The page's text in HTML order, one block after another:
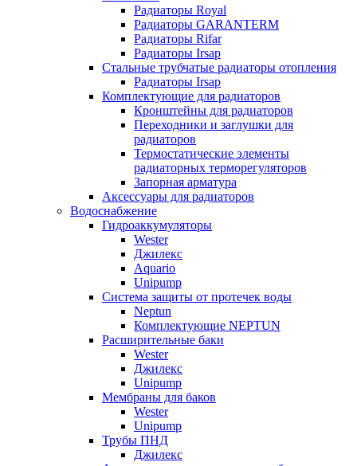
Радиаторы Royal
Радиаторы GARANTERM
Радиаторы Rifar
Радиаторы Irsap
Стальные трубчатые радиаторы отопления
Радиаторы Irsap
Комплектующие для радиаторов
Кронштейны для радиаторов
Переходники и заглушки для
радиаторов
Термостатические элементы
радиаторных терморегуляторов
Запорная арматура
Аксессуары для радиаторов
Водоснабжение
Гидроаккумуляторы
Wester
Джилекс
Aquario
Unipump
Система защиты от протечек воды
Neptun
Комплектующие NEPTUN
Расширительные баки
Wester
Джилекс
Unipump
Мембраны для баков
Wester
Unipump
Трубы ПНД
Джилекс